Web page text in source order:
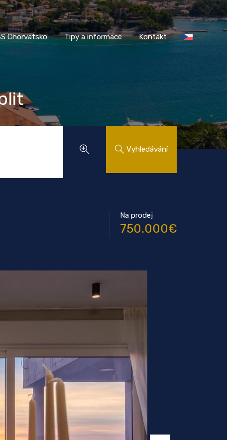
MAASS Chorvatsko Tipy a informace Kontakt
Chorvatsko Tipy a informace Kontakt
Vyhledávání
Na prodej
750.000€